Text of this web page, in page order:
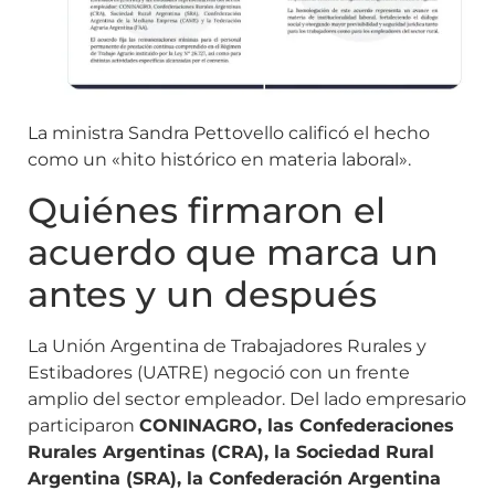
La ministra Sandra Pettovello calificó el hecho
como un «hito histórico en materia laboral».
Quiénes firmaron el
acuerdo que marca un
antes y un después
La Unión Argentina de Trabajadores Rurales y
Estibadores (UATRE) negoció con un frente
amplio del sector empleador. Del lado empresario
participaron CONINAGRO, las Confederaciones
Rurales Argentinas (CRA), la Sociedad Rural
Argentina (SRA), la Confederación Argentina